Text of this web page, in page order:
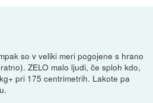
so v veliki meri pogojene s hrano
ZELO malo ljudi, če sploh kdo,
pri 175 centrimetrih. Lakote pa